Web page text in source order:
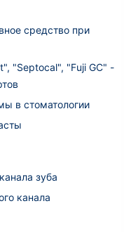
средство при
"Septocal", "Fuji GC" -
в стоматологии
зуба
канала